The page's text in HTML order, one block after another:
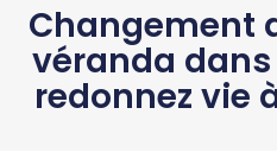
Changement
véranda
redonnez vie